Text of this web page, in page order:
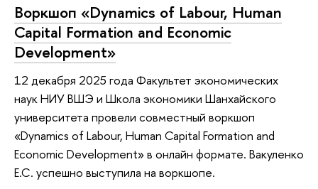
Воркшоп «Dynamics of Labour, Human
Capital Formation and Economic
Development»
12 декабря 2025 года Факультет экономических
наук НИУ ВШЭ и Школа экономики Шанхайского
университета провели совместный воркшоп
«Dynamics of Labour, Human Capital Formation and
Economic Development» в онлайн формате. Вакуленко
Е.С. успешно выступила на воркшопе.